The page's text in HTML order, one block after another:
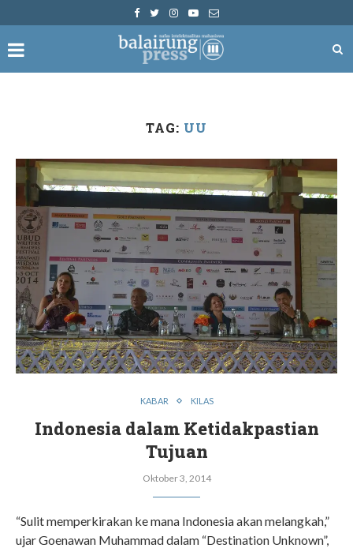
TAG: UU
KABAR KILAS
Indonesia dalam Ketidakpastian
Tujuan
Oktober 3, 2014
“Sulit memperkirakan ke mana Indonesia akan melangkah,”
ujar Goenawan Muhammad dalam “Destination Unknown”,